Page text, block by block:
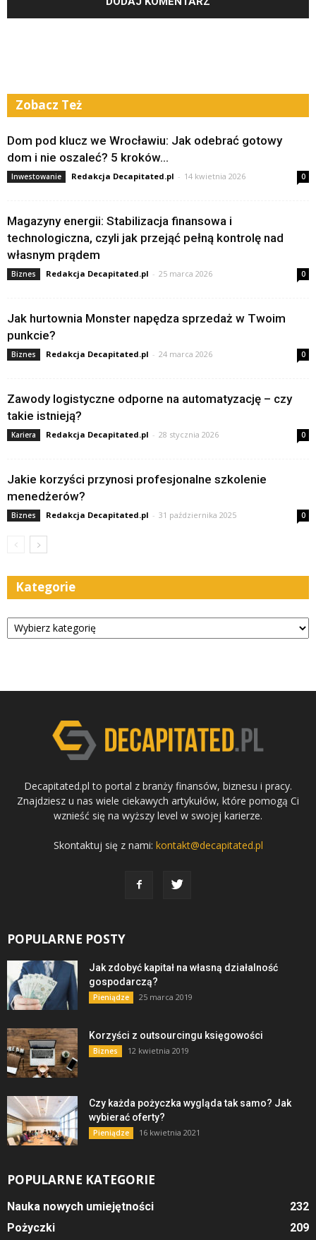
Zobacz Też
Dom pod klucz we Wrocławiu: Jak odebrać gotowy
dom i nie oszaleć? 5 kroków...
Inwestowanie Redakcja Decapitated.pl - 14 kwietnia 2026 0
Magazyny energii: Stabilizacja finansowa i
technologiczna, czyli jak przejąć pełną kontrolę nad
własnym prądem
Biznes Redakcja Decapitated.pl - 25 marca 2026 0
Jak hurtownia Monster napędza sprzedaż w Twoim
punkcie?
Biznes Redakcja Decapitated.pl - 24 marca 2026 0
Zawody logistyczne odporne na automatyzację – czy
takie istnieją?
Kariera Redakcja Decapitated.pl - 28 stycznia 2026 0
Jakie korzyści przynosi profesjonalne szkolenie
menedżerów?
Biznes Redakcja Decapitated.pl - 31 października 2025 0
Kategorie
Kategorie
Decapitated.pl to portal z branży finansów, biznesu i pracy.
Znajdziesz u nas wiele ciekawych artykułów, które pomogą Ci
wznieść się na wyższy level w swojej karierze.
Skontaktuj się z nami: kontakt@decapitated.pl
POPULARNE POSTY
Jak zdobyć kapitał na własną działalność
gospodarczą?
Pieniądze 25 marca 2019
Korzyści z outsourcingu księgowości
Biznes 12 kwietnia 2019
Czy każda pożyczka wygląda tak samo? Jak
wybierać oferty?
Pieniądze 16 kwietnia 2021
POPULARNE KATEGORIE
Nauka nowych umiejętności
232
Pożyczki
209